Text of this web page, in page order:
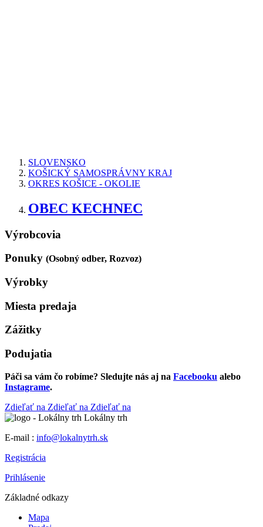
SLOVENSKO
KOŠICKÝ SAMOSPRÁVNY KRAJ
OKRES KOŠICE - OKOLIE
OBEC KECHNEC
Výrobcovia
Ponuky (Osobný odber, Rozvoz)
Výrobky
Miesta predaja
Zážitky
Podujatia
Páči sa vám čo robíme? Sledujte nás aj na Facebooku alebo
Instagrame.
Zdieľať na Zdieľať na Zdieľať na
Lokálny trh
E-mail : info@lokalnytrh.sk
Registrácia
Prihlásenie
Základné odkazy
Mapa